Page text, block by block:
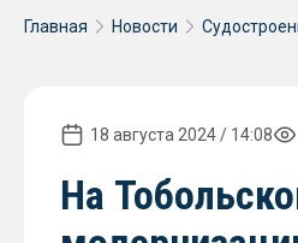
Главная Новости
18 августа 2024 / 14:08
На